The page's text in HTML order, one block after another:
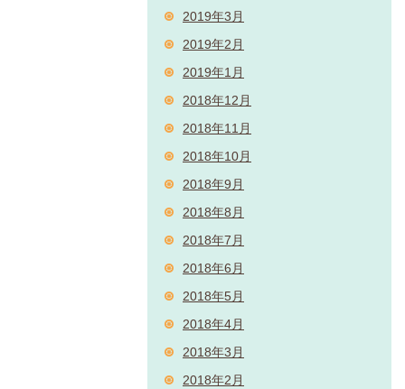
2019年3月
2019年2月
2019年1月
2018年12月
2018年11月
2018年10月
2018年9月
2018年8月
2018年7月
2018年6月
2018年5月
2018年4月
2018年3月
2018年2月